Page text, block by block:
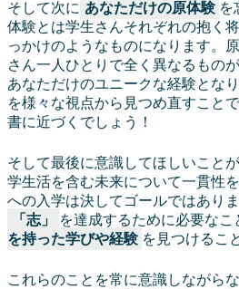
そして次に あなただけの原体験 を
体験とは学生さんそれぞれの抱く
っかけのようなものになります。
さん一人ひとりで全く異なるもの
あなただけのユニークな経験とな
を様々な視点から見つめ直すこと
書に近づくでしょう！
そして最後に意識してほしいこと
学生活を含む未来について一貫性
への入学は決してゴールではあり
「志」
を達成するために必要なこ
を持った学びや経験 を見つけるこ
これらのことを常に意識しながら